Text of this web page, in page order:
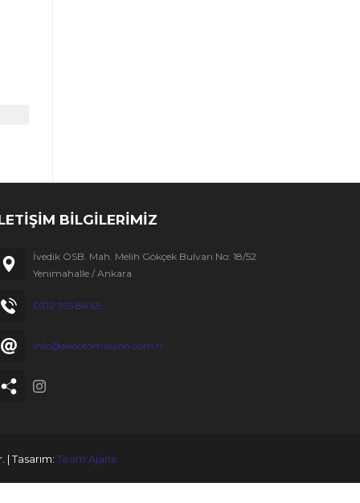
BİLGİLERİMİZ
İvedik OSB. Mah. Melih Gökçek Bulvarı No: 18/52
Yenimahalle / Ankara
0312 395 86 65
info@ekootomasyon.com.tr
Tasarım: Team Ajans